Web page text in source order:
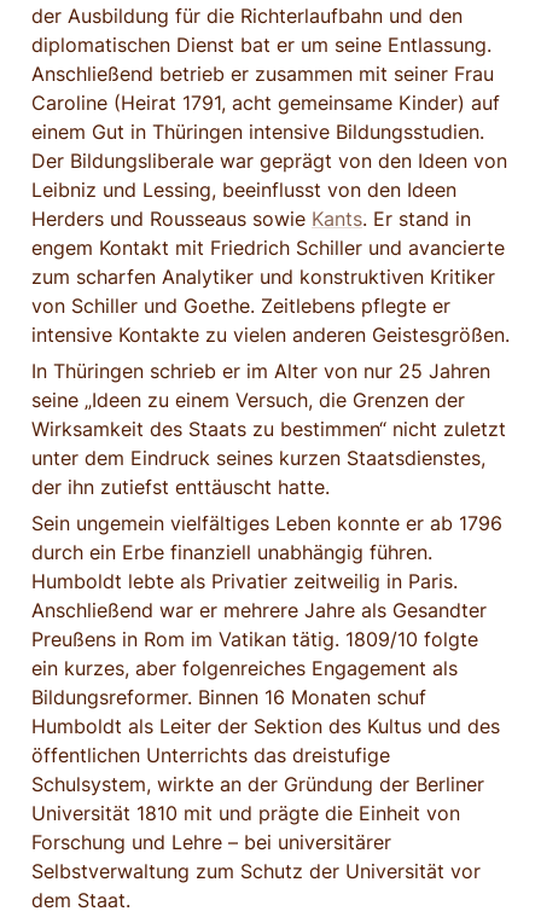
der Ausbildung für die Richterlaufbahn und den
diplomatischen Dienst bat er um seine Entlassung.
Anschließend betrieb er zusammen mit seiner Frau
Caroline (Heirat 1791, acht gemeinsame Kinder) auf
einem Gut in Thüringen intensive Bildungsstudien.
Der Bildungsliberale war geprägt von den Ideen von
Leibniz und Lessing, beeinflusst von den Ideen
Herders und Rousseaus sowie Kants. Er stand in
engem Kontakt mit Friedrich Schiller und avancierte
zum scharfen Analytiker und konstruktiven Kritiker
von Schiller und Goethe. Zeitlebens pflegte er
intensive Kontakte zu vielen anderen Geistesgrößen.
In Thüringen schrieb er im Alter von nur 25 Jahren
seine „Ideen zu einem Versuch, die Grenzen der
Wirksamkeit des Staats zu bestimmen“ nicht zuletzt
unter dem Eindruck seines kurzen Staatsdienstes,
der ihn zutiefst enttäuscht hatte.
Sein ungemein vielfältiges Leben konnte er ab 1796
durch ein Erbe finanziell unabhängig führen.
Humboldt lebte als Privatier zeitweilig in Paris.
Anschließend war er mehrere Jahre als Gesandter
Preußens in Rom im Vatikan tätig. 1809/10 folgte
ein kurzes, aber folgenreiches Engagement als
Bildungsreformer. Binnen 16 Monaten schuf
Humboldt als Leiter der Sektion des Kultus und des
öffentlichen Unterrichts das dreistufige
Schulsystem, wirkte an der Gründung der Berliner
Universität 1810 mit und prägte die Einheit von
Forschung und Lehre – bei universitärer
Selbstverwaltung zum Schutz der Universität vor
dem Staat.